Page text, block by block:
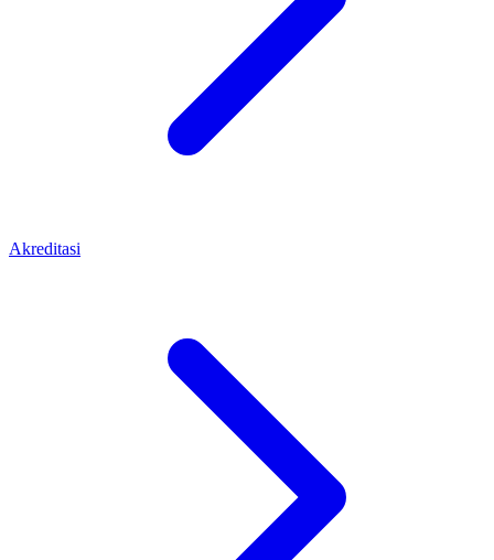
Akreditasi